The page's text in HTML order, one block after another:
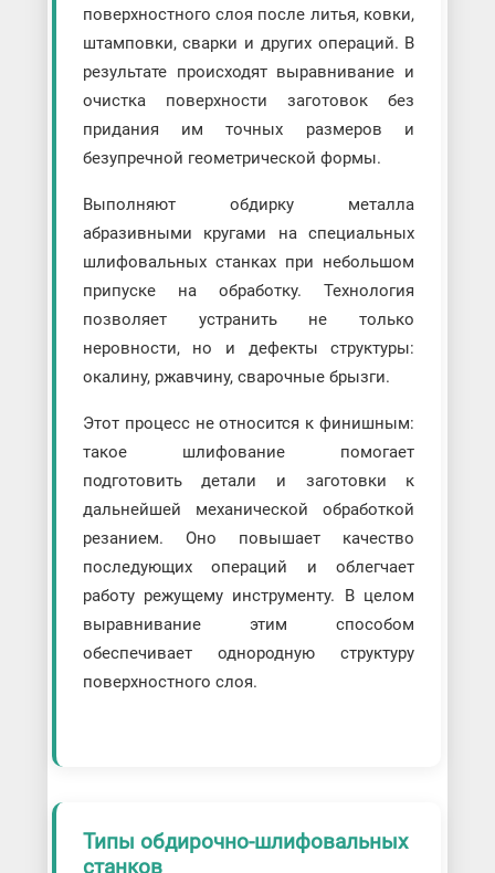
поверхностного слоя после литья, ковки,
штамповки, сварки и других операций. В
результате происходят выравнивание и
очистка поверхности заготовок без
придания им точных размеров и
безупречной геометрической формы.
Выполняют обдирку металла
абразивными кругами на специальных
шлифовальных станках при небольшом
припуске на обработку. Технология
позволяет устранить не только
неровности, но и дефекты структуры:
окалину, ржавчину, сварочные брызги.
Этот процесс не относится к финишным:
такое шлифование помогает
подготовить детали и заготовки к
дальнейшей механической обработкой
резанием. Оно повышает качество
последующих операций и облегчает
работу режущему инструменту. В целом
выравнивание этим способом
обеспечивает однородную структуру
поверхностного слоя.
Типы обдирочно-шлифовальных
станков